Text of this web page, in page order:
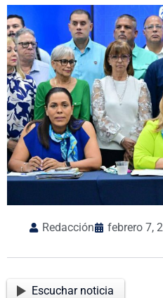
Redacción febrero 7,
Escuchar noticia